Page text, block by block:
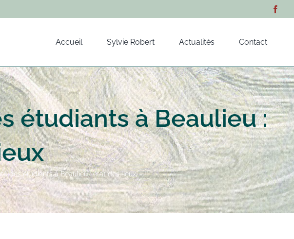
Accueil Sylvie Robert Actualités Contact
étudiants à Beaulieu :
des étudiants à Beaulieu : état des lieux